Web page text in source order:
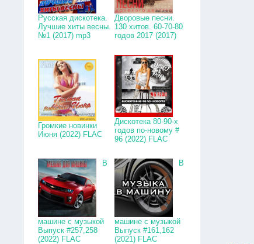
Русская дискотека.
Лучшие хиты весны.
№1 (2017) mp3
Дворовые песни.
130 хитов. 60-70-80
годов 2017 (2017)
Громкие новинки
Июня (2022) FLAC
Дискотека 80-90-х
годов по-новому #
96 (2022) FLAC
В
машине с музыкой
Выпуск #257,258
(2022) FLAC
В
машине с музыкой
Выпуск #161,162
(2021) FLAC